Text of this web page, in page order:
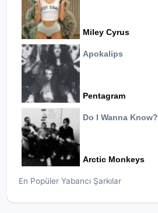
Miley Cyrus
Apokalips
Pentagram
Do I Wanna Know?
Arctic Monkeys
En Popüler Yabancı Şarkılar